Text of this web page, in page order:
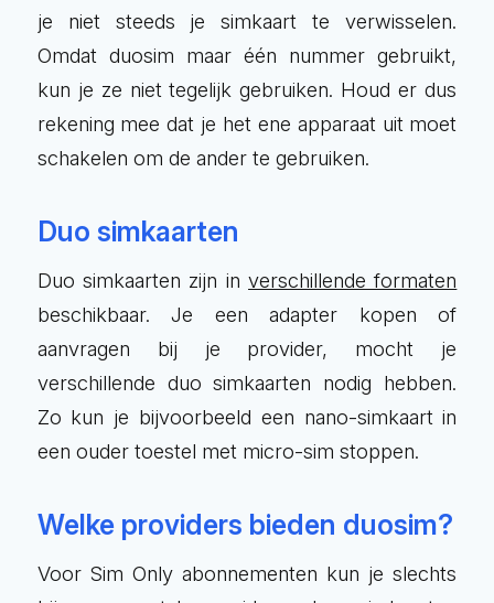
je niet steeds je simkaart te verwisselen.
Omdat duosim maar één nummer gebruikt,
kun je ze niet tegelijk gebruiken. Houd er dus
rekening mee dat je het ene apparaat uit moet
schakelen om de ander te gebruiken.
Duo simkaarten
Duo simkaarten zijn inverschillende formaten
beschikbaar. Je een adapter kopen of
aanvragen bij je provider, mocht je
verschillende duo simkaarten nodig hebben.
Zo kun je bijvoorbeeld een nano-simkaart in
een ouder toestel met micro-sim stoppen.
Welke providers bieden duosim?
Voor Sim Only abonnementen kun je slechts